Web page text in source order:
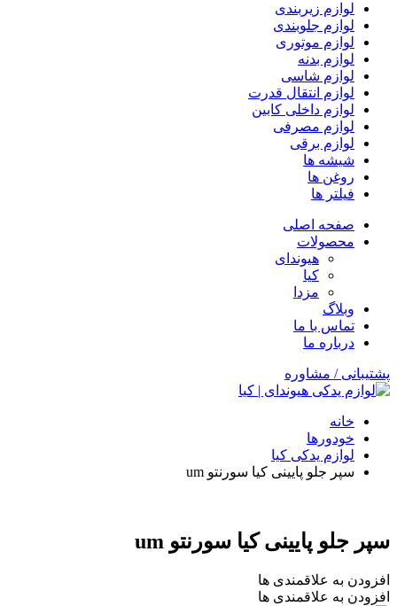
لوازم زیربندی
لوازم جلوبندی
لوازم موتوری
لوازم بدنه
لوازم شاسی
لوازم انتقال قدرت
لوازم داخلی کابین
لوازم مصرفی
لوازم برقی
شیشه ها
روغن ها
فیلتر ها
صفحه اصلی
محصولات
هیوندای
کیا
مزدا
وبلاگ
تماس با ما
درباره ما
پشتیبانی / مشاوره
خانه
خودورها
لوازم یدکی کیا
سپر جلو پایینی کیا سورنتو um
سپر جلو پایینی کیا سورنتو um
افزودن به علاقمندی ها
افزودن به علاقمندی ها